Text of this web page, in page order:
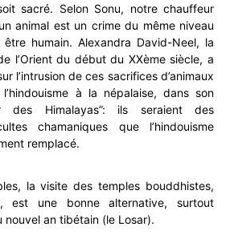
sacré. Selon Sonu, notre chauffeur
animal est un crime du même niveau
humain. Alexandra David-Neel, la
l’Orient du début du XXème siècle, a
l’intrusion de ces sacrifices d’animaux
à la népalaise, dans son
des Himalayas”: ils seraient des
chamaniques que l’hindouisme
remplacé.
la visite des temples bouddhistes,
est une bonne alternative, surtout
an tibétain (le Losar).